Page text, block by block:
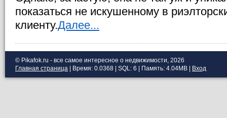
показаться не искушенному в
клиенту.Далее...
© Pikafok.ru - все самое интересное о недвижимости, 2026
Главная страница | Время: 0.0368 | SQL: 6 | Память: 4.04MB Вход